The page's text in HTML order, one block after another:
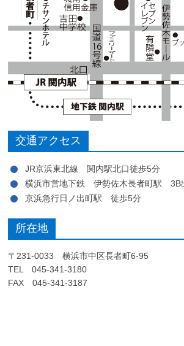
交通アクセス
JR京浜東北線 関内駅北口徒歩5分
横浜市営地下鉄 伊勢佐木長者町駅 3B
京浜急行日ノ出町駅 徒歩5分
所在地
〒231-0033 横浜市中区長者町6-95
TEL 045-341-3180
FAX 045-341-3187